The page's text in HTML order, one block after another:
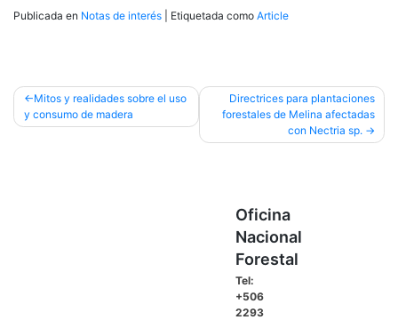
Publicada en Notas de interés Etiquetada como Article
Navegación
de
Mitos y realidades sobre el uso
y consumo de madera
Directrices para plantaciones
forestales de Melina afectadas
con Nectria sp.
Oficina
Nacional
Forestal
Tel:
+506
2293